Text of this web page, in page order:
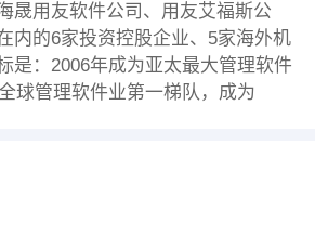
晟用友软件公司、用友艾福斯公
内的6家投资控股企业、5家海外机
是：2006年成为亚太最大管理软件
球管理软件业第一梯队，成为